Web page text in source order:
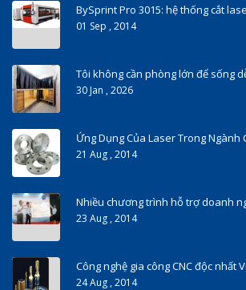
BySprint Pro 3015: hệ thống cắt
01 Sep , 2014
Tôi không cần phòng lớn để sống
30 Jan , 2026
Ứng Dụng Của Laser Trong Ngành
21 Aug , 2014
Nhiều chương trình hỗ trợ doanh
23 Aug , 2014
Công nghệ gia công CNC độc nhất
24 Aug , 2014